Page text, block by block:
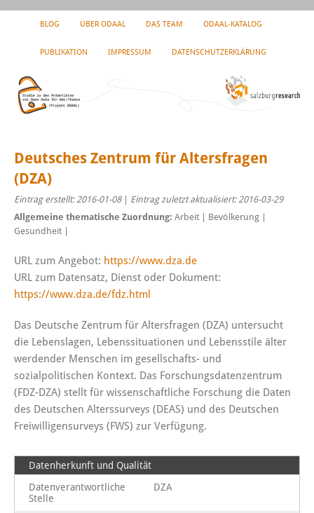
BLOG ÜBER ODAAL DAS TEAM ODAAL-KATALOG
PUBLIKATION IMPRESSUM DATENSCHUTZERKLÄRUNG
Deutsches Zentrum für Altersfragen
(DZA)
Eintrag erstellt: 2016-01-08| Eintrag zuletzt aktualisiert: 2016-03-29
Allgemeine thematische Zuordnung: Arbeit | Bevölkerung |
Gesundheit |
URL zum Angebot: https://www.dza.de
URL zum Datensatz, Dienst oder Dokument:
https://www.dza.de/fdz.html
Das Deutsche Zentrum für Altersfragen (DZA) untersucht
die Lebenslagen, Lebenssituationen und Lebensstile älter
werdender Menschen im gesellschafts- und
sozialpolitischen Kontext. Das Forschungsdatenzentrum
(FDZ-DZA) stellt für wissenschaftliche Forschung die Daten
des Deutschen Alterssurveys (DEAS) und des Deutschen
Freiwilligensurveys (FWS) zur Verfügung.
Datenherkunft und Qualität
Datenverantwortliche
Stelle
DZA